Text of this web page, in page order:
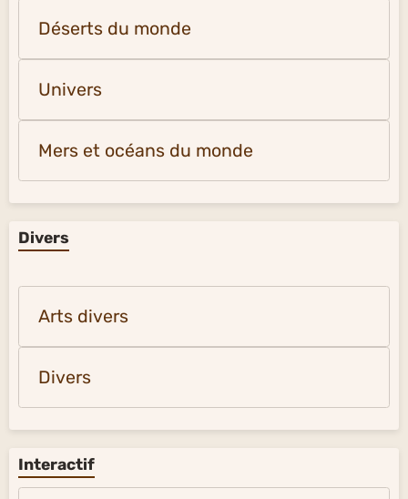
Déserts du monde
Univers
Mers et océans du monde
Divers
Arts divers
Divers
Interactif